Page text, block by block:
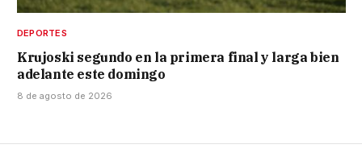
DEPORTES
Krujoski segundo en la primera final y larga bien
adelante este domingo
8 de agosto de 2026